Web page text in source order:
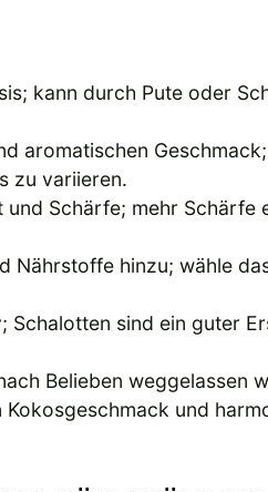
kann durch Pute oder
aromatischen
zu variieren.
Schärfe; mehr Schärfe
Nährstoffe hinzu; wähle
Schalotten sind ein guter
Belieben weggelassen
und